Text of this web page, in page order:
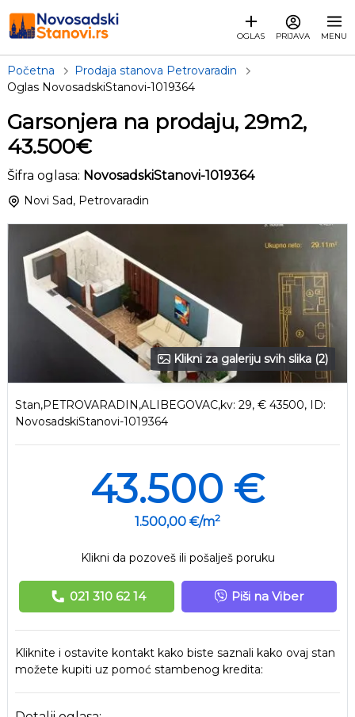
OGLAS PRIJAVA MENU
Početna
Prodaja stanova Petrovaradin
Oglas NovosadskiStanovi-1019364
Garsonjera na prodaju, 29m2,
43.500€
Šifra oglasa: NovosadskiStanovi-1019364
Novi Sad, Petrovaradin
Klikni za galeriju svih slika (2)
Stan,PETROVARADIN,ALIBEGOVAC,kv: 29, € 43500, ID:
NovosadskiStanovi-1019364
43.500 €
1.500,00 €/m2
Klikni da pozoveš ili pošalješ poruku
021 310 62 14 Piši na Viber
Kliknite i ostavite kontakt kako biste saznali kako ovaj stan
možete kupiti uz pomoć stambenog kredita: